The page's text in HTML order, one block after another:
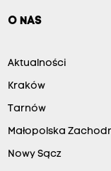
O NAS
Aktualności
Kraków
Tarnów
Małopolska
Nowy Sącz